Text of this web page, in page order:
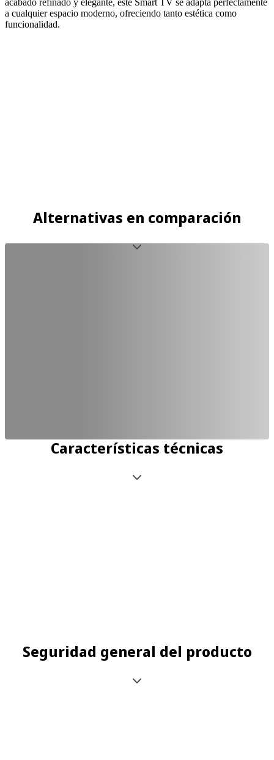
a cualquier espacio moderno, ofreciendo tanto estética como
funcionalidad.
Alternativas en comparación
Características técnicas
Seguridad general del producto